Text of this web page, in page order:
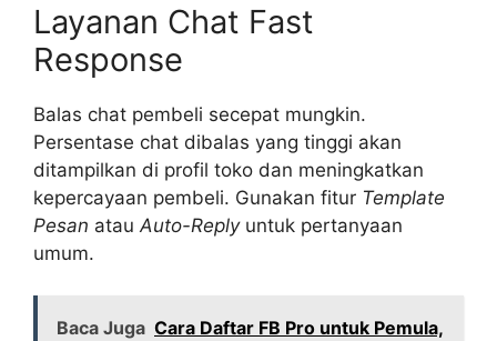
Layanan Chat Fast
Response
Balas chat pembeli secepat mungkin.
Persentase chat dibalas yang tinggi akan
ditampilkan di profil toko dan meningkatkan
kepercayaan pembeli. Gunakan fitur Template
Pesan atau Auto-Replyuntuk pertanyaan
umum.
Baca Juga Cara Daftar FB Pro untuk Pemula,